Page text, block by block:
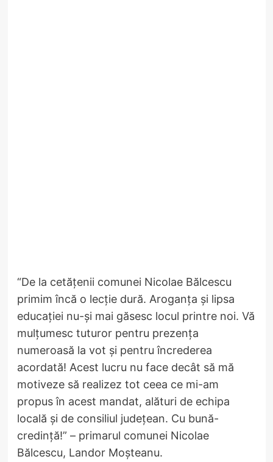
“De la cetățenii comunei Nicolae Bălcescu
primim încă o lecție dură. Aroganța și lipsa
educației nu-și mai găsesc locul printre noi. Vă
mulțumesc tuturor pentru prezența
numeroasă la vot și pentru încrederea
acordată! Acest lucru nu face decât să mă
motiveze să realizez tot ceea ce mi-am
propus în acest mandat, alături de echipa
locală și de consiliul județean. Cu bună-
credință!” – primarul comunei Nicolae
Bălcescu, Landor Moșteanu.